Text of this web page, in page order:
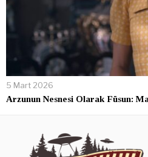
5 Mart 2026
Arzunun Nesnesi Olarak Füsun: